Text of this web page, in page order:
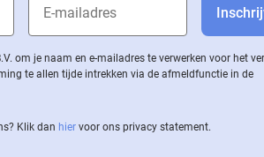
om je naam en e-mailadres te verwerken voor het
te allen tijde intrekken via de af­meld­func­tie in de
Klik dan hier voor ons privacy statement.